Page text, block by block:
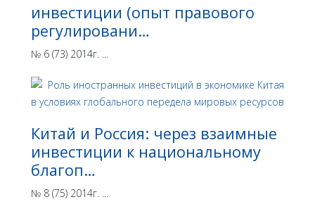
инвестиции (опыт правового
регулировани…
№ 6 (73) 2014г. ...
Китай и Россия: через взаимные
инвестиции к национальному
благоп…
№ 8 (75) 2014г. ...